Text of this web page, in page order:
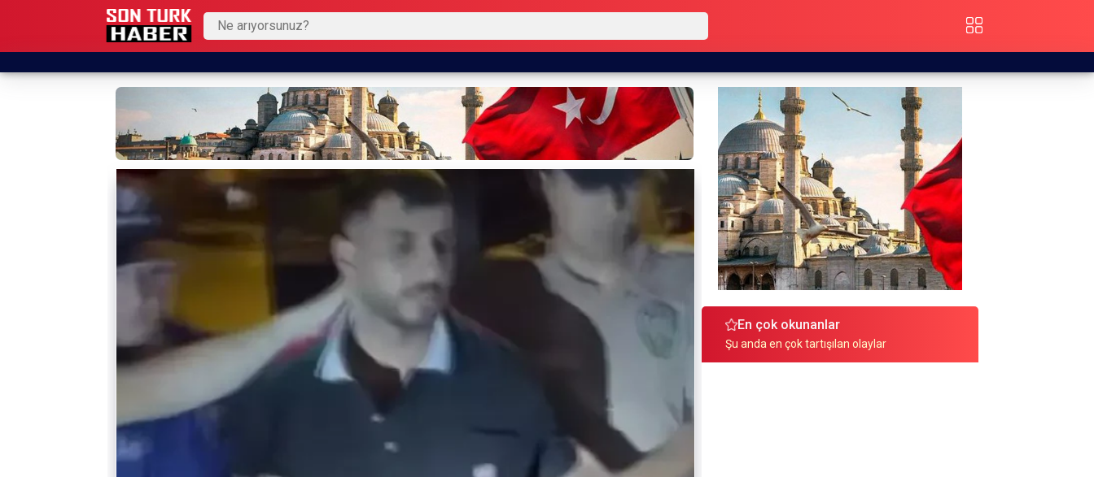
En çok okunanlar
Şu anda en çok tartışılan olaylar